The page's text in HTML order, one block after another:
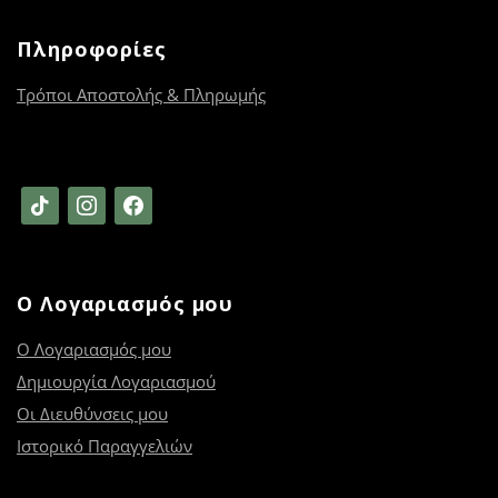
Πληροφορίες
Τρόποι Αποστολής & Πληρωμής
tiktok instagramfacebook
Ο Λογαριασμός μου
Ο Λογαριασμός μου
Δημιουργία Λογαριασμού
Οι Διευθύνσεις μου
Ιστορικό Παραγγελιών